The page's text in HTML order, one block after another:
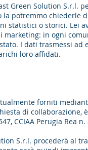
Green Solution
potremmo chiederle
statistici o storici. Lei
in ogni
I dati trasmessi
loro affidati.
forniti
di collaborazione,
CCIAA Perugia Rea n.
S.r.l. procederà al